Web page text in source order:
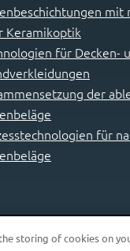
mit
Keramikoptik
für Decken-
der
für
storing of cookies on